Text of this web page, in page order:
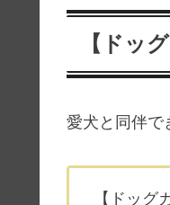
【ドッ
愛犬と同伴で
【ドッグ